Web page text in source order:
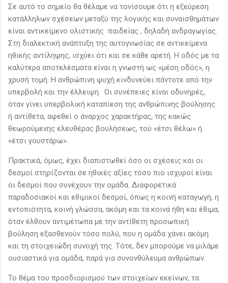
Σε αυτό το σημείο θα θέλαμε να τονίσουμε ότι η εξεύρεση
κατάλληλων σχέσεων μεταξύ της λογικής και συναισθημάτων
είναι αντικείμενο ολιστικής παιδείας , δηλαδή ανδραγωγίας.
Στη διαλεκτική ανάπτυξη της αυτογνωσίας σε αντικείμενα
ηθικής αντίληψης, ισχύει ότι και σε κάθε αρετή. Η οδός με τα
καλύτερα αποτελέσματα είναι η γνωστή ως «μέση οδός», η
χρυσή τομή. Η ανθρώπινη ψυχή κινδυνεύει πάντοτε από την
υπερβολή και την έλλειψη. Οι συνέπειες είναι οδυνηρές,
όταν γίνει υπερβολική καταπίεση της ανθρώπινης βούλησης
ή αντίθετα, αφεθεί ο άναρχος χαρακτήρας, της κακώς
θεωρούμενης ελευθέρας βουλήσεως, τού «έτσι θέλω» ή
«έτσι γουστάρω».
Πρακτικά, όμως, έχει διαπιστωθεί όσο οι σχέσεις και οι
δεσμοί στηρίζονται σε ηθικές αξίες τόσο πιο ισχυροί είναι
οι δεσμοί που συνέχουν την ομάδα. Διαφορετικά
παραδοσιακοί και εθιμικοί δεσμοί, όπως η κοινή καταγωγή, η
εντοπιότητα, κοινή γλώσσα, ακόμη και τα κοινά ήθη και έθιμα,
όταν έλθουν αντιμέτωπα με την αντίθετη προσωπική
βούληση εξασθενούν τόσο πολύ, που η ομάδα χάνει ακόμη
και τη στοιχειώδη συνοχή της. Τότε, δεν μπορούμε να μιλάμε
ουσιαστικά για ομάδα, παρά για συνονθύλευμα ανθρώπων.
Το θέμα του προσδιορισμού των στοιχείων εκείνων, τα